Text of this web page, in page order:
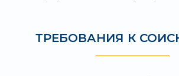
ТРЕБОВАНИЯ К